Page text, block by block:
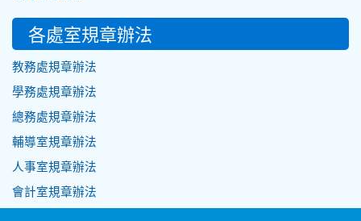
各處室規章辦法
教務處規章辦法
學務處規章辦法
總務處規章辦法
輔導室規章辦法
人事室規章辦法
會計室規章辦法